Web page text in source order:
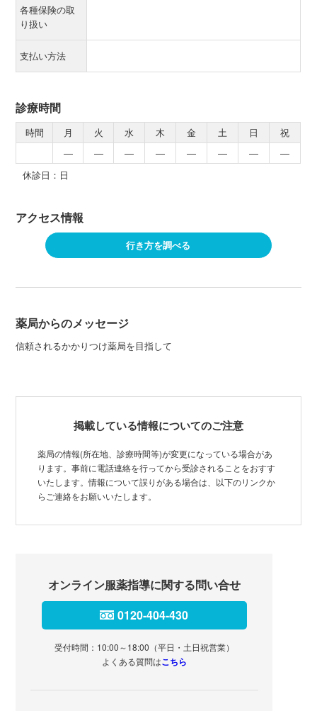
各種保険の取
り扱い
支払い方法
診療時間
時間 月 火 水 木 金 土 日
祝
―
― ― ― ― ― ―
―
休診日：日
アクセス情報
行き方を調べる
薬局からのメッセージ
信頼されるかかりつけ薬局を目指して
掲載している情報についてのご注意
薬局の情報(所在地、診療時間等)が変更になっている場合があ
ります。事前に電話連絡を行ってから受診されることをおすす
いたします。情報について誤りがある場合は、以下のリンクか
らご連絡をお願いいたします。
オンライン服薬指導に関する問い合せ
0120-404-430
受付時間：10:00～18:00（平日・土日祝営業）
よくある質問はこちら